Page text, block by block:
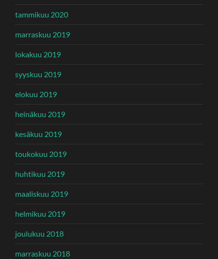
tammikuu 2020
marraskuu 2019
lokakuu 2019
syyskuu 2019
elokuu 2019
heinäkuu 2019
kesäkuu 2019
toukokuu 2019
huhtikuu 2019
maaliskuu 2019
helmikuu 2019
joulukuu 2018
marraskuu 2018